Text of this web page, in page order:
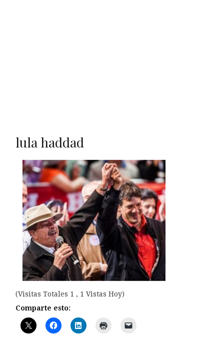
lula haddad
(Visitas Totales 1 , 1 Vistas Hoy)
Comparte esto: